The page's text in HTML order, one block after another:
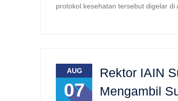
protokol kesehatan tersebut digelar
AUG
07
Rektor IAIN
Mengambil